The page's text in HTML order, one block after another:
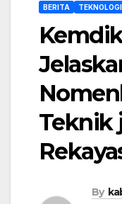
BERITA TEKNOLOGI
Teknik
By